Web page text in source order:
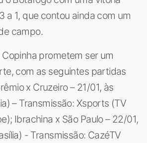
a 1, que contou ainda com um
campo.
prometem ser um
com as seguintes partidas
x Cruzeiro – 21/01, às
– Transmissão: Xsports (TV
Ibrachina x São Paulo – 22/01,
- Transmissão: CazéTV